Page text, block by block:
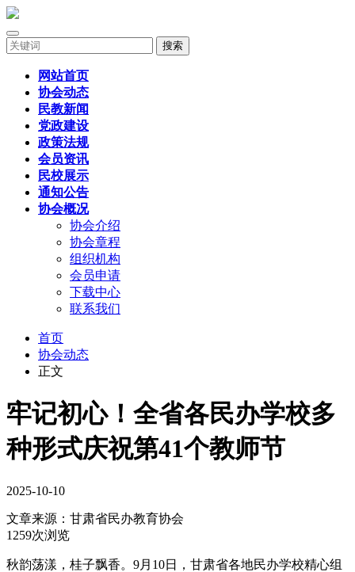
搜索
网站首页
协会动态
民教新闻
党政建设
政策法规
会员资讯
民校展示
通知公告
协会概况
协会介绍
协会章程
组织机构
会员申请
下载中心
联系我们
首页
协会动态
正文
牢记初心！全省各民办学校多
种形式庆祝第41个教师节
2025-10-10
文章来源： 甘肃省民办教育协会
1259次浏览
秋韵荡漾，桂子飘香。9月10日，甘肃省各地民办学校精心组